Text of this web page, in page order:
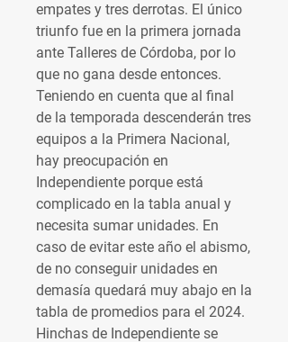
empates y tres derrotas. El único
triunfo fue en la primera jornada
ante Talleres de Córdoba, por lo
que no gana desde entonces.
Teniendo en cuenta que al final
de la temporada descenderán tres
equipos a la Primera Nacional,
hay preocupación en
Independiente porque está
complicado en la tabla anual y
necesita sumar unidades. En
caso de evitar este año el abismo,
de no conseguir unidades en
demasía quedará muy abajo en la
tabla de promedios para el 2024.
Hinchas de Independiente se